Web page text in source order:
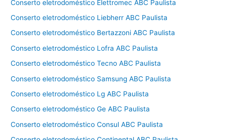
Conserto eletrodoméstico Elettromec ABC Paulista
Conserto eletrodoméstico Liebherr ABC Paulista
Conserto eletrodoméstico Bertazzoni ABC Paulista
Conserto eletrodoméstico Lofra ABC Paulista
Conserto eletrodoméstico Tecno ABC Paulista
Conserto eletrodoméstico Samsung ABC Paulista
Conserto eletrodoméstico Lg ABC Paulista
Conserto eletrodoméstico Ge ABC Paulista
Conserto eletrodoméstico Consul ABC Paulista